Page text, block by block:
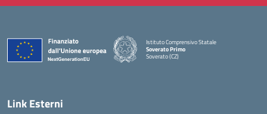
Istituto Comprensivo Statale
Soverato Primo
Soverato (CZ)
Link Esterni